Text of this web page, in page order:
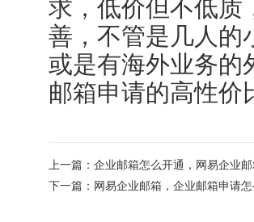
求，低价但不低质
善，不管是几人的
或是有海外业务的
邮箱申请的高性价
上一篇： 企业邮箱怎么开通，网易企业
下一篇： 网易企业邮箱，企业邮箱申请